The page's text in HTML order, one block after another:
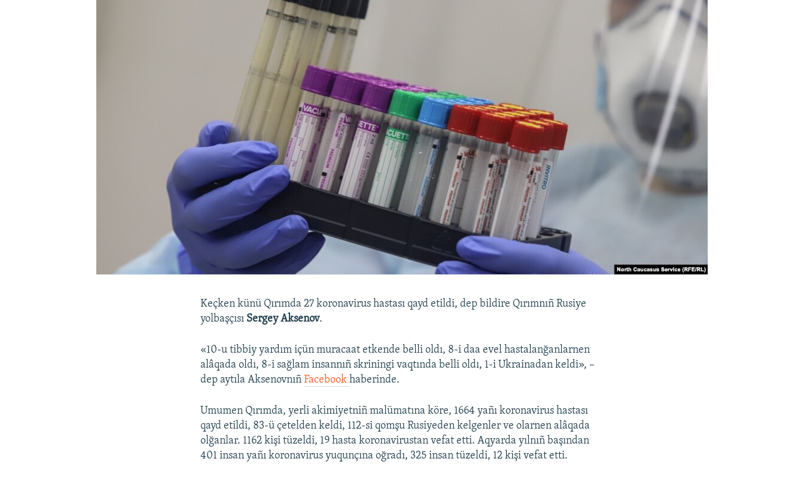
Keçken künü Qırımda 27 koronavirus hastası qayd etildi, dep bildire Qırımnıñ Rusiye
yolbaşçısı Sergey Aksenov.
«10-u tibbiy yardım içün muracaat etkende belli oldı, 8-i daa evel hastalanğanlarnen
alâqada oldı, 8-i sağlam insannıñ skriningi vaqtında belli oldı, 1-i Ukrainadan keldi», –
dep aytıla AksenovnıñFacebookhaberinde.
Umumen Qırımda, yerli akimiyetniñ malümatına köre, 1664 yañı koronavirus hastası
qayd etildi, 83-ü çetelden keldi, 112-si qomşu Rusiyeden kelgenler ve olarnen alâqada
olğanlar. 1162 kişi tüzeldi, 19 hasta koronavirustan vefat etti. Aqyarda yılnıñ başından
401 insan yañı koronavirus yuqunçına oğradı, 325 insan tüzeldi, 12 kişi vefat etti.